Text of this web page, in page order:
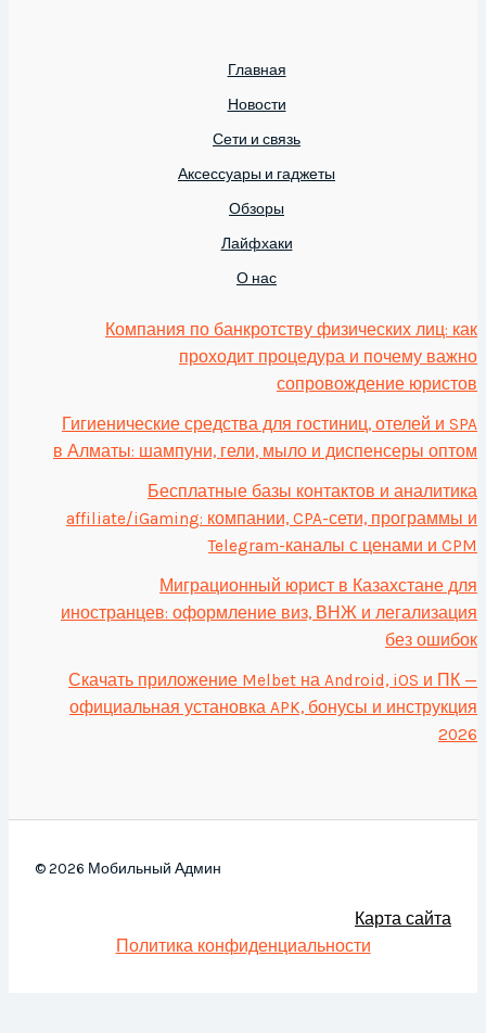
Главная
Новости
Сети и связь
Аксессуары и гаджеты
Обзоры
Лайфхаки
О нас
Компания по банкротству физических лиц: как
проходит процедура и почему важно
сопровождение юристов
Гигиенические средства для гостиниц, отелей и SPA
в Алматы: шампуни, гели, мыло и диспенсеры оптом
Бесплатные базы контактов и аналитика
affiliate/iGaming: компании, CPA-сети, программы и
Telegram-каналы с ценами и CPM
Миграционный юрист в Казахстане для
иностранцев: оформление виз, ВНЖ и легализация
без ошибок
Скачать приложение Melbet на Android, iOS и ПК —
официальная установка APK, бонусы и инструкция
2026
© 2026 Мобильный Админ
Карта сайта
Политика конфиденциальности